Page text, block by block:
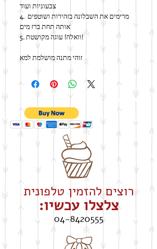
צבעוניות ועוד
4. מרימים את השבלונה בזהירות ושוטפים
אותה תחת ברז מים
5. וואלה! עוגה מקושטת!
זוהי מתנה מושלמת למא
רוצים להזמין טלפונית
צלצלו עכשיו:
04-8420555